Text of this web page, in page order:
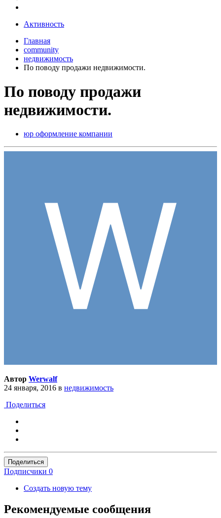
Активность
Главная
community
недвижимость
По поводу продажи недвижимости.
По поводу продажи
недвижимости.
юр оформление компании
Автор Werwalf
24 января, 2016 в недвижимость
Поделиться
Поделиться
Подписчики 0
Создать новую тему
Рекомендуемые сообщения